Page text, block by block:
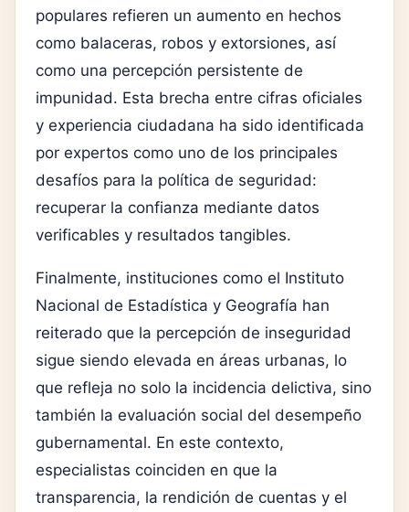
populares refieren un aumento en hechos
como balaceras, robos y extorsiones, así
como una percepción persistente de
impunidad. Esta brecha entre cifras oficiales
y experiencia ciudadana ha sido identificada
por expertos como uno de los principales
desafíos para la política de seguridad:
recuperar la confianza mediante datos
verificables y resultados tangibles.
Finalmente, instituciones como el Instituto
Nacional de Estadística y Geografía han
reiterado que la percepción de inseguridad
sigue siendo elevada en áreas urbanas, lo
que refleja no solo la incidencia delictiva, sino
también la evaluación social del desempeño
gubernamental. En este contexto,
especialistas coinciden en que la
transparencia, la rendición de cuentas y el